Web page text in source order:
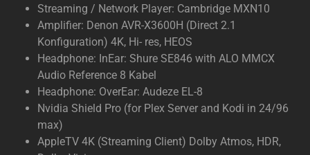
Streaming / Network Player: Cambridge MXN10
Amplifier: Denon AVR-X3600H (Direct 2.1
Konfiguration) 4K, Hi- res, HEOS
Headphone: InEar: Shure SE846 with ALO MMCX
Audio Reference 8 Kabel
Headphone: OverEar: Audeze EL-8
Nvidia Shield Pro (for Plex Server and Kodi in 24/96
max)
AppleTV 4K (Streaming Client) Dolby Atmos, HDR,